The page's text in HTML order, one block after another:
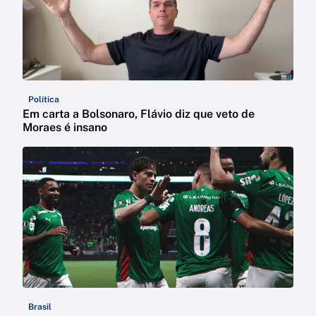
Política
Em carta a Bolsonaro, Flávio diz que veto de
Moraes é insano
Brasil